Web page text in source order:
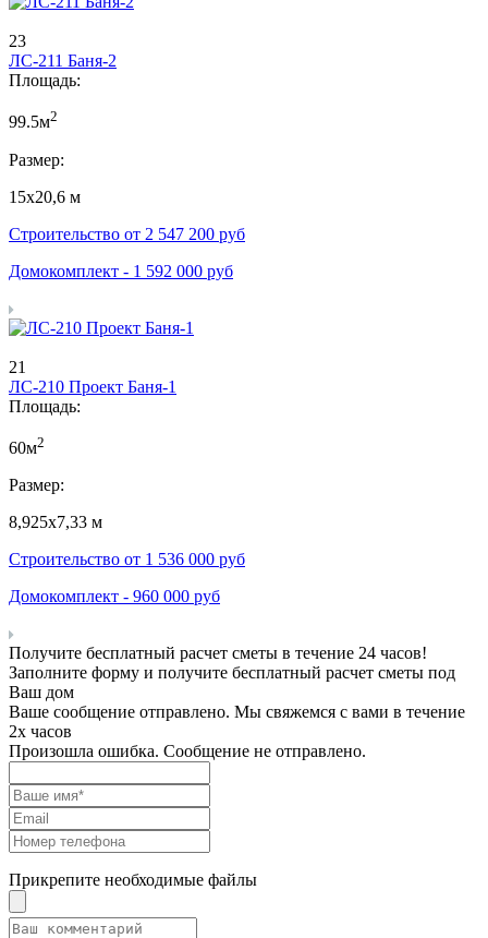
23
ЛС-211 Баня-2
Площадь:
99.5м2
Размер:
15х20,6 м
Строительство от 2 547 200 руб
Домокомплект - 1 592 000 руб
21
ЛС-210 Проект Баня-1
Площадь:
60м2
Размер:
8,925х7,33 м
Строительство от 1 536 000 руб
Домокомплект - 960 000 руб
Получите бесплатный расчет сметы в течение 24 часов!
Заполните форму и получите бесплатный расчет сметы под
Ваш дом
Ваше сообщение отправлено. Мы свяжемся с вами в течение
2х часов
Произошла ошибка. Сообщение не отправлено.
Прикрепите необходимые файлы